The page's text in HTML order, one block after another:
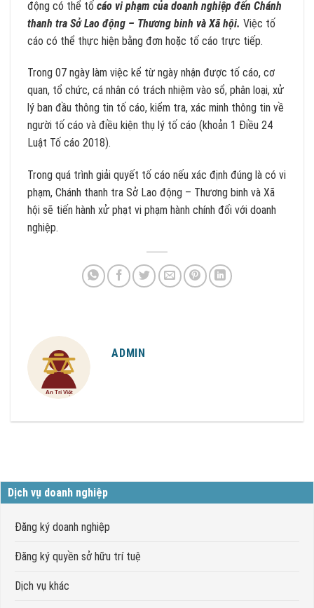
động có thể tố cáo vi phạm của doanh nghiệp đến Chánh
thanh tra Sở Lao động – Thương binh và Xã hội. Việc tố
cáo có thể thực hiện bằng đơn hoặc tố cáo trực tiếp.
Trong 07 ngày làm việc kể từ ngày nhận được tố cáo, cơ
quan, tổ chức, cá nhân có trách nhiệm vào sổ, phân loại, xử
lý ban đầu thông tin tố cáo, kiểm tra, xác minh thông tin về
người tố cáo và điều kiện thụ lý tố cáo (khoản 1 Điều 24
Luật Tố cáo 2018).
Trong quá trình giải quyết tố cáo nếu xác định đúng là có vi
phạm, Chánh thanh tra Sở Lao động – Thương binh và Xã
hội sẽ tiến hành xử phạt vi phạm hành chính đối với doanh
nghiệp.
ADMIN
Dịch vụ doanh nghiệp
Đăng ký doanh nghiệp
Đăng ký quyền sở hữu trí tuệ
Dịch vụ khác